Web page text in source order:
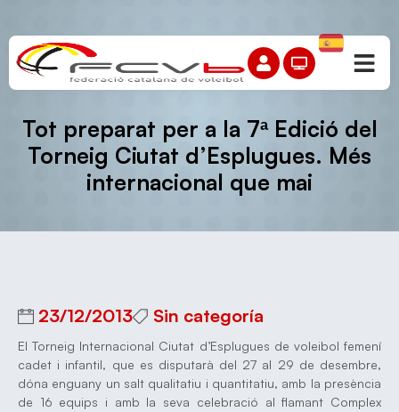
Tot preparat per a la 7ª Edició del
Torneig Ciutat d’Esplugues. Més
internacional que mai
23/12/2013 Sin categoría
El Torneig Internacional Ciutat d’Esplugues de voleibol femení
cadet i infantil, que es disputarà del 27 al 29 de desembre,
dóna enguany un salt qualitatiu i quantitatiu, amb la presència
de 16 equips i amb la seva celebració al flamant Complex